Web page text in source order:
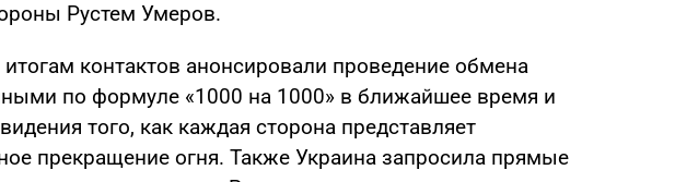
Рустем Умеров.
контактов анонсировали проведение обмена
по формуле «1000 на 1000» в ближайшее время и
того, как каждая сторона представляет
прекращение огня. Также Украина запросила прямые